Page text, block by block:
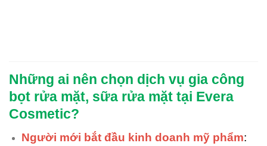
Những ai nên chọn dịch vụ gia công
bọt rửa mặt, sữa rửa mặt tại Evera
Cosmetic?
Người mới bắt đầu kinh doanh mỹ phẩm: